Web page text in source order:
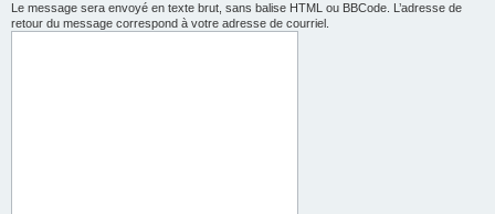
Le message sera envoyé en texte brut, sans balise HTML ou BBCode. L’adresse de
retour du message correspond à votre adresse de courriel.